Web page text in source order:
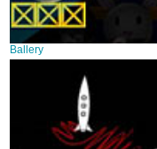
Ballery